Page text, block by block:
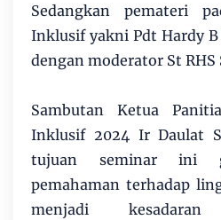
Sedangkan pemateri
Inklusif yakni Pdt Hardy
dengan moderator St RHS
Sambutan Ketua
Inklusif 2024 Ir Daulat
tujuan seminar ini
pemahaman terhadap
menjadi